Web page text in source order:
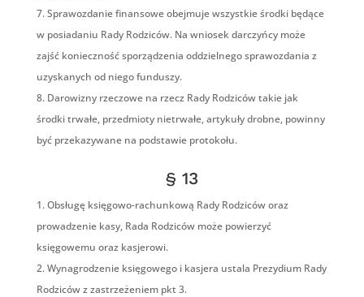
Sprawozdanie finansowe obejmuje wszystkie środki będące
w posiadaniu Rady Rodziców. Na wniosek darczyńcy może
zajść konieczność sporządzenia oddzielnego sprawozdania z
uzyskanych od niego funduszy.
Darowizny rzeczowe na rzecz Rady Rodziców takie jak
środki trwałe, przedmioty nietrwałe, artykuły drobne, powinny
być przekazywane na podstawie protokołu.
§ 13
Obsługę księgowo-rachunkową Rady Rodziców oraz
prowadzenie kasy, Rada Rodziców może powierzyć
księgowemu oraz kasjerowi.
Wynagrodzenie księgowego i kasjera ustala Prezydium Rady
Rodziców z zastrzeżeniem pkt 3.